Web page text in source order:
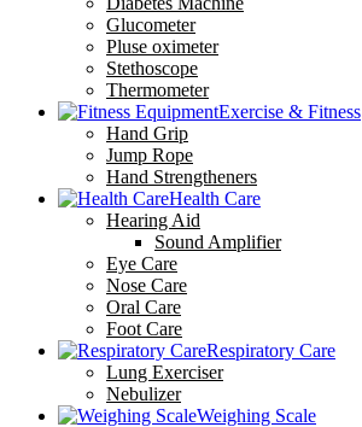
Glucometer
Pluse oximeter
Stethoscope
Thermometer
Exercise & Fitness
Hand Grip
Jump Rope
Hand Strengtheners
Health Care
Hearing Aid
Sound Amplifier
Eye Care
Nose Care
Oral Care
Foot Care
Respiratory Care
Lung Exerciser
Nebulizer
Weighing Scale